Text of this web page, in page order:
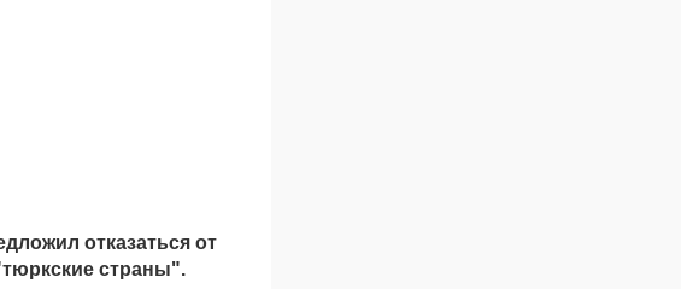
отказаться от
страны".